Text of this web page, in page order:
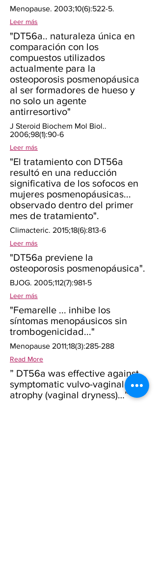
Menopause. 2003;10(6):522-5.
Leer más
"DT56a.. naturaleza única en
comparación con los
compuestos utilizados
actualmente para la
osteoporosis posmenopáusica
al ser formadores de hueso y
no solo un agente
antirresortivo"
J Steroid Biochem Mol Biol..
2006;98(1):90-6
Leer más
"El tratamiento con DT56a
resultó en una reducción
significativa de los sofocos en
mujeres posmenopáusicas...
observado dentro del primer
mes de tratamiento".
Climacteric. 2015;18(6):813-6
Leer más
"DT56a previene la
osteoporosis posmenopáusica".
BJOG. 2005;112(7):981-5
Leer más
"Femarelle ... inhibe los
síntomas menopáusicos sin
trombogenicidad..."
Menopause 2011;18(3):285-288
Read More
” DT56a was effective against
symptomatic vulvo-vaginal
atrophy (vaginal dryness)…”